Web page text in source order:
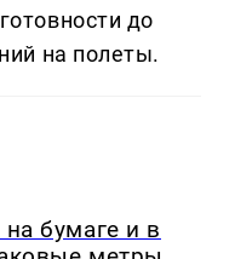
до
на полеты.
бумаге и в